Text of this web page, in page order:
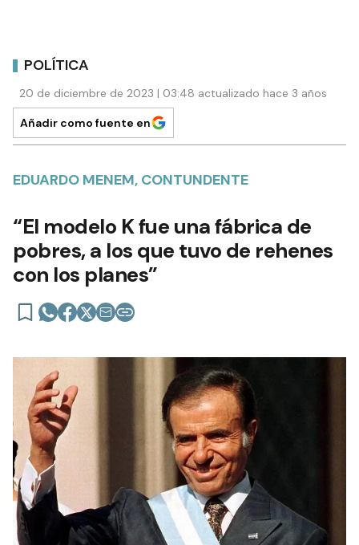
POLÍTICA
20 de diciembre de 2023 | 03:48 actualizado hace 3 años
Añadir como fuente en
EDUARDO MENEM, CONTUNDENTE
“El modelo K fue una fábrica de
pobres, a los que tuvo de rehenes
con los planes”